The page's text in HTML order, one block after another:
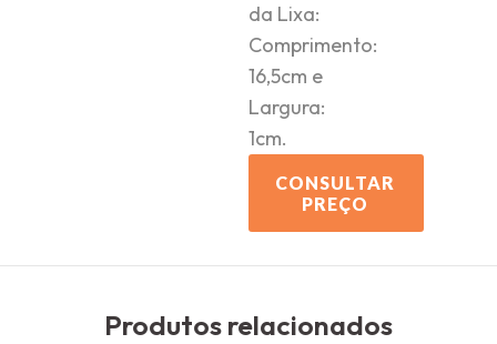
da Lixa:
Comprimento:
16,5cm e
Largura:
1cm.
CONSULTAR
PREÇO
Produtos relacionados